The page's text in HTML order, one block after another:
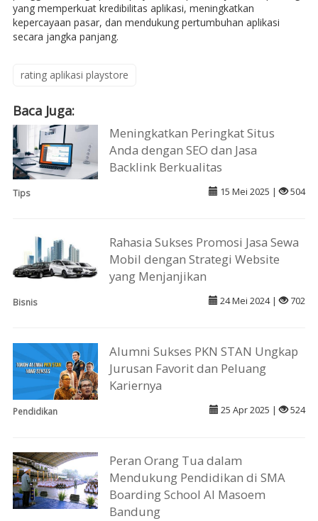
yang memperkuat kredibilitas aplikasi, meningkatkan
kepercayaan pasar, dan mendukung pertumbuhan aplikasi
secara jangka panjang.
rating aplikasi playstore
Baca Juga:
Meningkatkan Peringkat Situs
Anda dengan SEO dan Jasa
Backlink Berkualitas
Tips 15 Mei 2025 | 504
Rahasia Sukses Promosi Jasa Sewa
Mobil dengan Strategi Website
yang Menjanjikan
Bisnis 24 Mei 2024 | 702
Alumni Sukses PKN STAN Ungkap
Jurusan Favorit dan Peluang
Kariernya
Pendidikan 25 Apr 2025 | 524
Peran Orang Tua dalam
Mendukung Pendidikan di SMA
Boarding School Al Masoem
Bandung